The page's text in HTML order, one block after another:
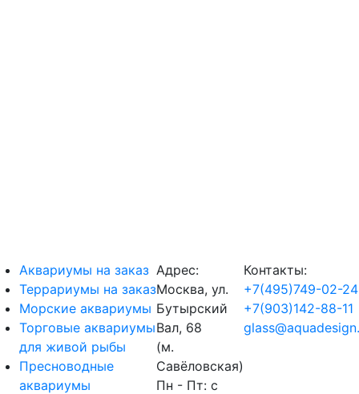
Аквариумы на заказ
Террариумы на заказ
Морские аквариумы
Торговые аквариумы
для живой рыбы
Пресноводные
аквариумы
Адрес:
Москва, ул.
Бутырский
Вал, 68
(м.
Савёловская)
Пн - Пт: с
Контакты:
+7(495)749-02-24
+7(903)142-88-11